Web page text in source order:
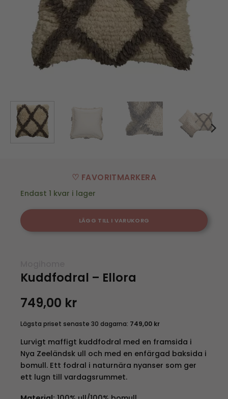
♡ FAVORITMARKERA
Endast 1 kvar i lager
LÄGG TILL I VARUKORG
Kuddfodral – Ellora
749,00 kr
Lägsta priset senaste 30 dagarna: 749,00 kr
Lurvigt maffigt kuddfodral med en framsida i
Nya Zeeländsk ull och med en enfärgad baksida i
bomull. Ett fodral i naturnära nyanser som ger
ett lugn till vardagsrummet.